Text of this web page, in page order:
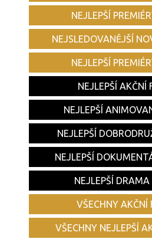
NEJLEPŠÍ
NEJSLEDOVANĚJŠÍ
NEJLEPŠÍ
NEJLEPŠÍ AKČNÍ
NEJLEPŠÍ
NEJLEPŠÍ
NEJLEPŠÍ
NEJLEPŠÍ
VŠECHNY AKČNÍ
VŠECHNY NEJLEPŠÍ